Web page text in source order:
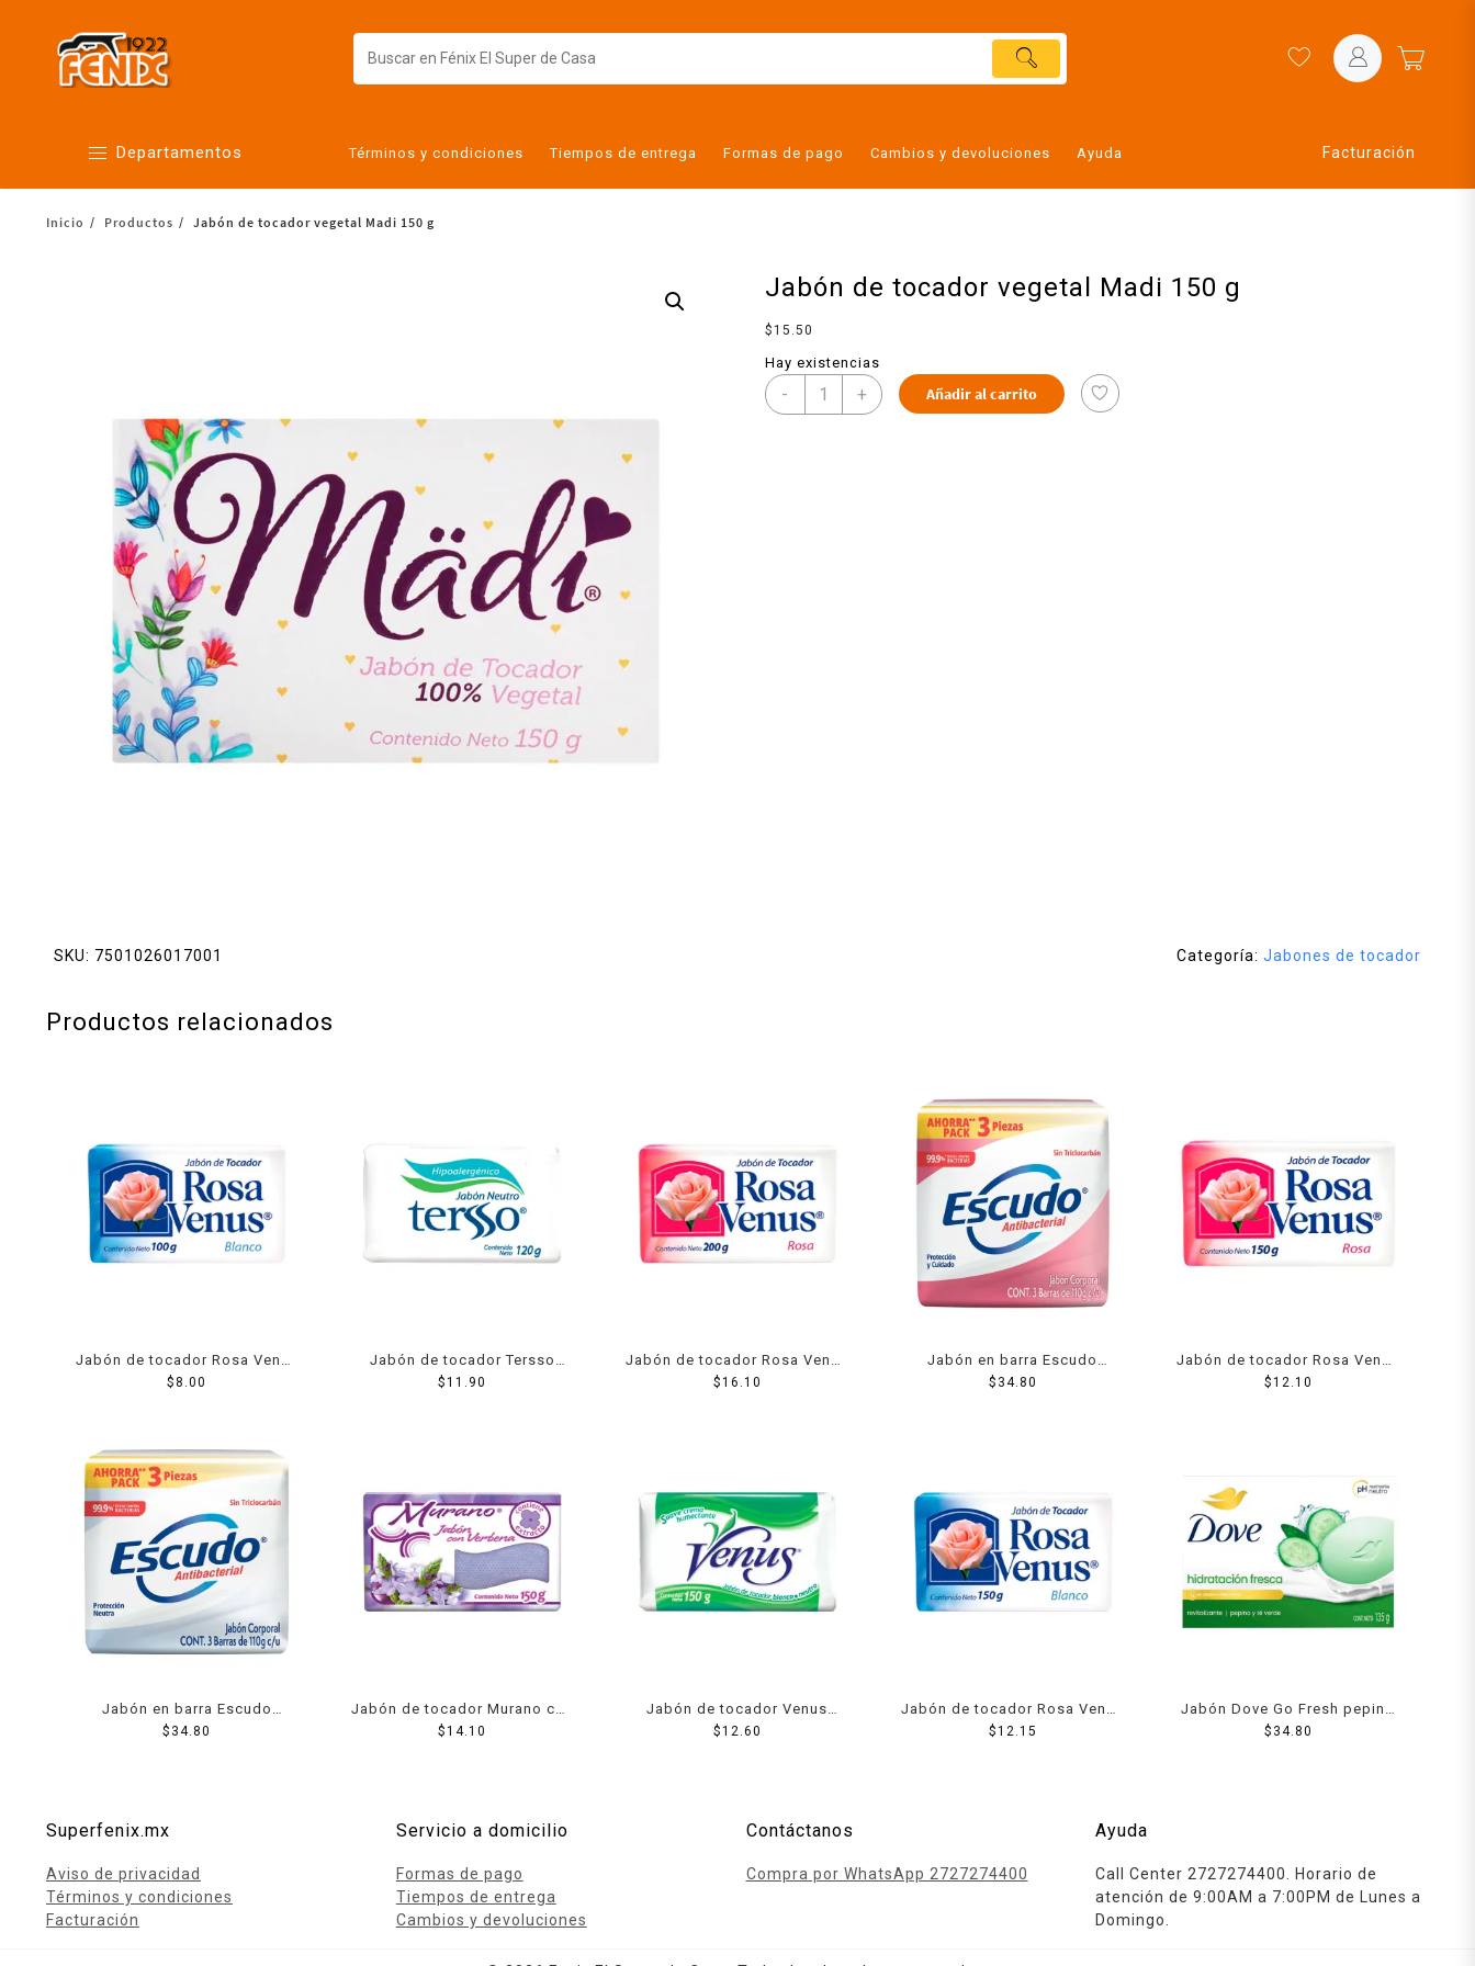
Departamentos
Alimentos
Cuidado personal
Lácteos
Limpieza del hogar
Mascotas
Pan de la casa
Preciasos
Salchichonería
Términos y condiciones Tiempos de entrega Formas de pago Cambios y devoluciones Ayuda Facturación
Inicio Productos Jabón de tocador vegetal Madi 150 g
Jabón de tocador vegetal Madi 150 g
$ 15.50
Hay existencias
- + Añadir al carrito
SKU: 7501026017001 Categoría: Jabones de tocador
Productos relacionados
Jabón de tocador Rosa Venus
blanco 100 g
$ 8.00
Jabón de tocador Tersso
Neutro hipoalergénico 120 g
$11.90
Jabón de tocador Rosa Venus
rosa 200 g
$16.10
Jabón en barra Escudo
antibacterial protección y
$ 34.80
Jabón de tocador Rosa Venus
rosa 150 g
$12.10
Jabón en barra Escudo
antibacterial fórmula original
$ 34.80
Jabón de tocador Murano con
verbena 150 g
$14.10
Jabón de tocador Venus
blanco 150 g
$12.60
Jabón de tocador Rosa Venus
blanco 150 g
$12.15
Jabón Dove Go Fresh pepino
y té verde 135 g
$ 34.80
Superfenix.mx
Aviso de privacidad
Términos y condiciones
Facturación
Servicio a domicilio
Formas de pago
Tiempos de entrega
Cambios y devoluciones
Contáctanos
Compra por WhatsApp 2727274400
Ayuda
Call Center 2727274400. Horario de
atención de 9:00AM a 7:00PM de Lunes a
Domingo.